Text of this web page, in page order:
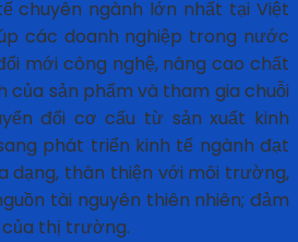
chuyên ngành lớn nhất tại Việt
các doanh nghiệp trong nước
mới công nghệ, nâng cao chất
của sản phẩm và tham gia chuỗi
đổi cơ cấu từ sản xuất kinh
phát triển kinh tế ngành đạt
dạng, thân thiện với môi trường,
tài nguyên thiên nhiên; đảm
thị trường.